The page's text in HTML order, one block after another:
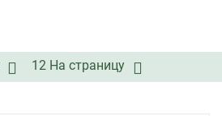
12 На страницу